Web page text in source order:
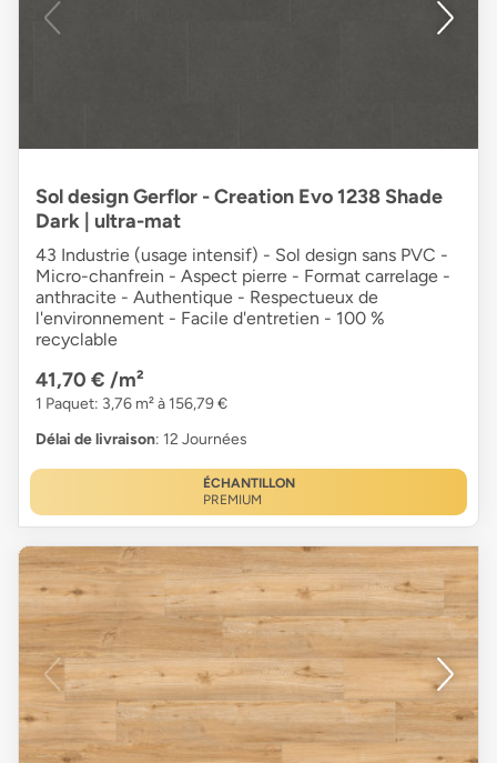
Sol design Gerflor - Creation Evo 1238 Shade
Dark | ultra-mat
43 Industrie (usage intensif) - Sol design sans PVC -
Micro-chanfrein - Aspect pierre - Format carrelage -
anthracite - Authentique - Respectueux de
l'environnement - Facile d'entretien - 100 %
recyclable
41,70 € /m²
1 Paquet: 3,76 m² à 156,79 €
Délai de livraison: 12 Journées
ÉCHANTILLON
PREMIUM